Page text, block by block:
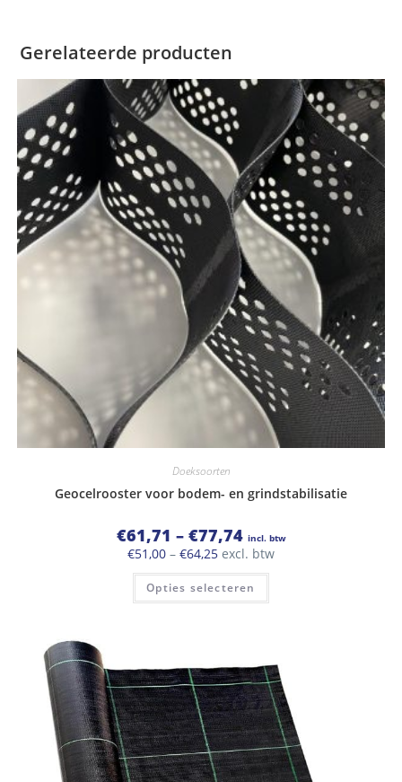
Gerelateerde producten
Doeksoorten
Geocelrooster voor bodem- en grindstabilisatie
€61,71 – €77,74 Prijsklasse:
€61,71
tot
€77,74
incl. btw
€51,00 – €64,25Prijsklasse:
tot
€64,25
excl. btw
Opties selecteren
Dit
heeft
kan
gekozen
worden
op
de
productpagina